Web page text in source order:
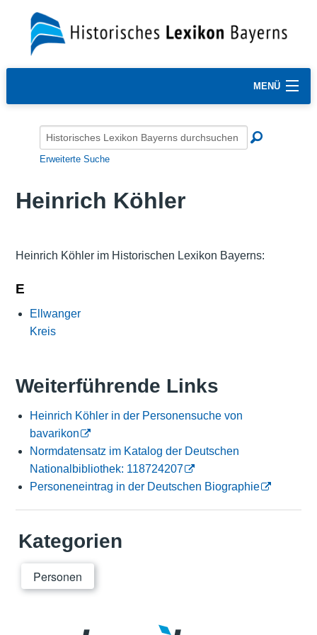
MENÜ
Erweiterte Suche
Heinrich Köhler
Heinrich Köhler im Historischen Lexikon Bayerns:
E
Ellwanger
Kreis
Weiterführende Links
Heinrich Köhler in der Personensuche von
bavarikon
Normdatensatz im Katalog der Deutschen
Nationalbibliothek: 118724207
Personeneintrag in der Deutschen Biographie
Kategorien
Personen